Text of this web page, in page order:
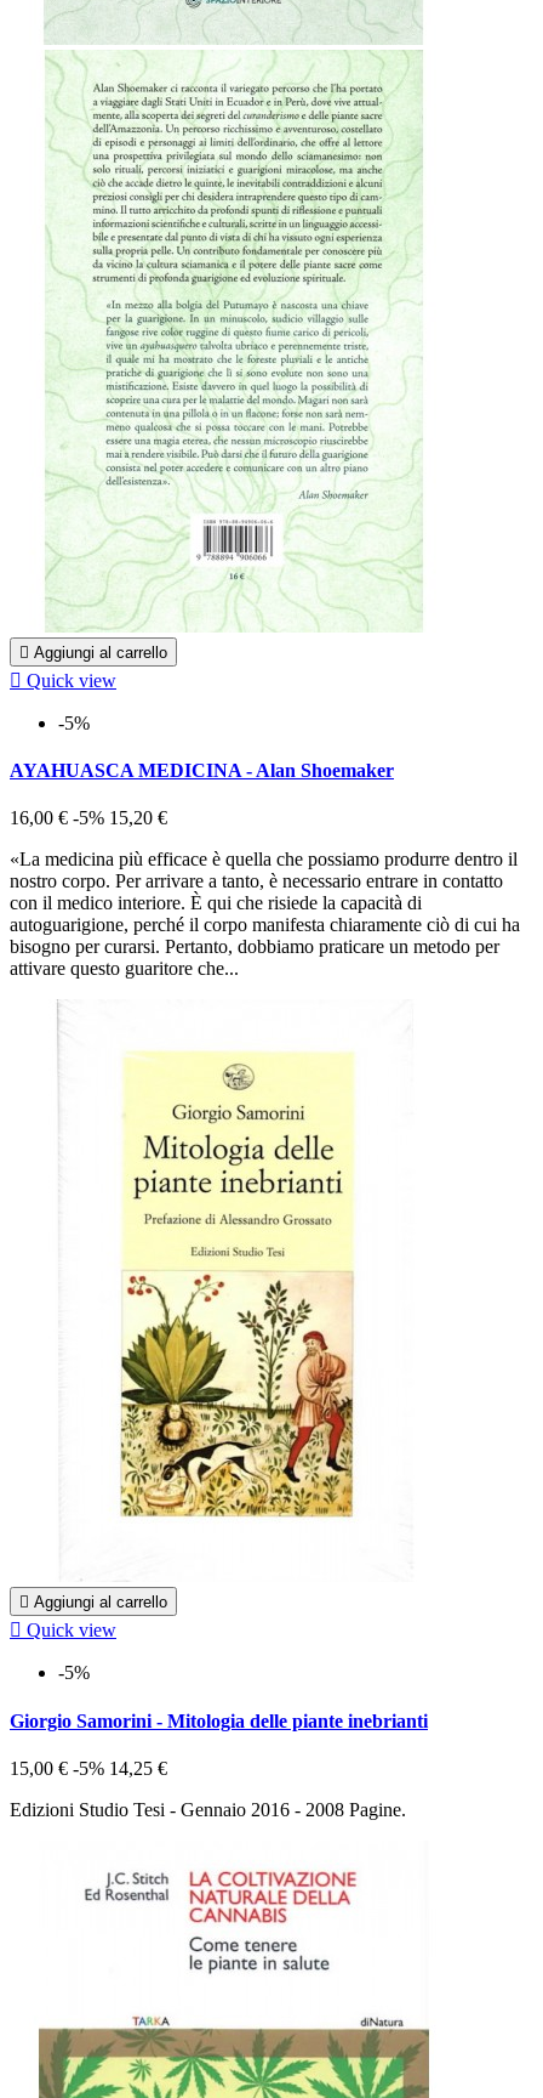
 Aggiungi al carrello
 Quick view
-5%
AYAHUASCA MEDICINA - Alan Shoemaker
16,00 € -5% 15,20 €
«La medicina più efficace è quella che possiamo produrre dentro il
nostro corpo. Per arrivare a tanto, è necessario entrare in contatto
con il medico interiore. È qui che risiede la capacità di
autoguarigione, perché il corpo manifesta chiaramente ciò di cui ha
bisogno per curarsi. Pertanto, dobbiamo praticare un metodo per
attivare questo guaritore che...
 Aggiungi al carrello
 Quick view
-5%
Giorgio Samorini - Mitologia delle piante inebrianti
15,00 € -5% 14,25 €
Edizioni Studio Tesi - Gennaio 2016 - 2008 Pagine.